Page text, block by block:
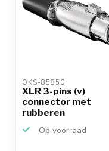
OKS-85850
XLR 3-pins (v)
connector met
rubberen
Op voorraad